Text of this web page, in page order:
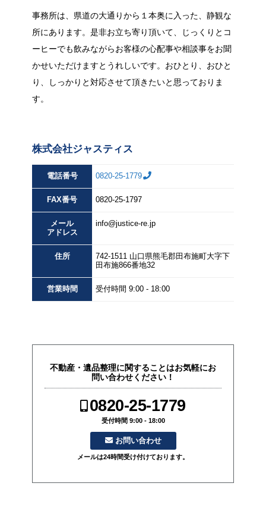
事務所は、県道の大通りから１本奥に入った、静観な
所にあります。是非お立ち寄り頂いて、じっくりとコ
ーヒーでも飲みながらお客様の心配事や相談事をお聞
かせいただけますとうれしいです。おひとり、おひと
り、しっかりと対応させて頂きたいと思っておりま
す。
株式会社ジャスティス
電話番号 0820-25-1779
FAX番号 0820-25-1797
メール
アドレス
info@justice-re.jp
住所 742-1511 山口県熊毛郡田布施町大字下
田布施866番地32
営業時間 受付時間 9:00 - 18:00
不動産・遺品整理に関することはお気軽にお
問い合わせください！
0820-25-1779
受付時間 9:00 - 18:00
お問い合わせ
メールは24時間受け付けております。